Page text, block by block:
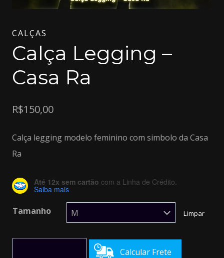
CALÇAS
Calça Legging –
Casa Ra
R$150,00
Calça legging modelo feminino com simbolo da Casa
Ra
Até 12x sem cartão com a Linha de Crédito.
Saiba mais
Tamanho Limpar
Calcular Frete